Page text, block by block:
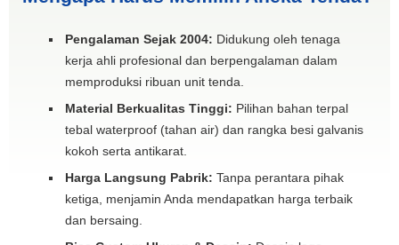
Pengalaman Sejak 2004: Didukung oleh tenaga
kerja ahli profesional dan berpengalaman dalam
memproduksi ribuan unit tenda.
Material Berkualitas Tinggi: Pilihan bahan terpal
tebal waterproof (tahan air) dan rangka besi galvanis
kokoh serta antikarat.
Harga Langsung Pabrik: Tanpa perantara pihak
ketiga, menjamin Anda mendapatkan harga terbaik
dan bersaing.